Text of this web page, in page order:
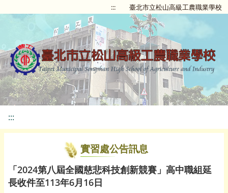
::: 臺北市立松山高級工農職業學校
:::
實習處公告訊息
「2024第八屆全國慈悲科技創新競賽」高中職組延
長收件至113年6月16日